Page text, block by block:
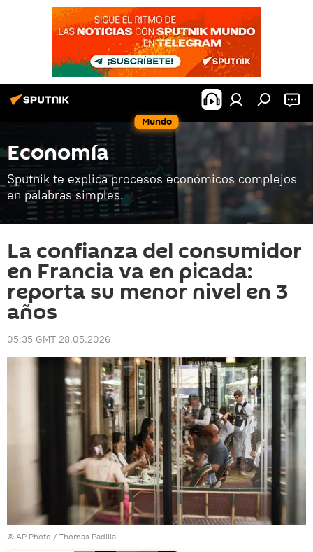
Mundo
Economía
Sputnik te explica procesos económicos complejos
en palabras simples.
La confianza del consumidor
en Francia va en picada:
reporta su menor nivel en 3
años
05:35 GMT 28.05.2026
© AP Photo / Thomas Padilla